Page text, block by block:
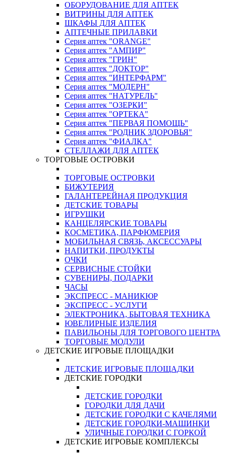
ОБОРУДОВАНИЕ ДЛЯ АПТЕК
ВИТРИНЫ ДЛЯ АПТЕК
ШКАФЫ ДЛЯ АПТЕК
АПТЕЧНЫЕ ПРИЛАВКИ
Серия аптек "ORANGE"
Серия аптек "АМПИР"
Серия аптек "ГРИН"
Серия аптек "ДОКТОР"
Серия аптек "ИНТЕРФАРМ"
Серия аптек "МОДЕРН"
Серия аптек "НАТУРЕЛЬ"
Серия аптек "ОЗЕРКИ"
Серия аптек "ОРТЕКА"
Серия аптек "ПЕРВАЯ ПОМОЩЬ"
Серия аптек "РОДНИК ЗДОРОВЬЯ"
Серия аптек "ФИАЛКА"
СТЕЛЛАЖИ ДЛЯ АПТЕК
ТОРГОВЫЕ ОСТРОВКИ
ТОРГОВЫЕ ОСТРОВКИ
БИЖУТЕРИЯ
ГАЛАНТЕРЕЙНАЯ ПРОДУКЦИЯ
ДЕТСКИЕ ТОВАРЫ
ИГРУШКИ
КАНЦЕЛЯРСКИЕ ТОВАРЫ
КОСМЕТИКА, ПАРФЮМЕРИЯ
МОБИЛЬНАЯ СВЯЗЬ, АКСЕССУАРЫ
НАПИТКИ, ПРОДУКТЫ
ОЧКИ
СЕРВИСНЫЕ СТОЙКИ
СУВЕНИРЫ, ПОДАРКИ
ЧАСЫ
ЭКСПРЕСС - МАНИКЮР
ЭКСПРЕСС - УСЛУГИ
ЭЛЕКТРОНИКА, БЫТОВАЯ ТЕХНИКА
ЮВЕЛИРНЫЕ ИЗДЕЛИЯ
ПАВИЛЬОНЫ ДЛЯ ТОРГОВОГО ЦЕНТРА
ТОРГОВЫЕ МОДУЛИ
ДЕТСКИЕ ИГРОВЫЕ ПЛОЩАДКИ
ДЕТСКИЕ ИГРОВЫЕ ПЛОЩАДКИ
ДЕТСКИЕ ГОРОДКИ
ДЕТСКИЕ ГОРОДКИ
ГОРОДКИ ДЛЯ ДАЧИ
ДЕТСКИЕ ГОРОДКИ С КАЧЕЛЯМИ
ДЕТСКИЕ ГОРОДКИ-МАШИНКИ
УЛИЧНЫЕ ГОРОДКИ С ГОРКОЙ
ДЕТСКИЕ ИГРОВЫЕ КОМПЛЕКСЫ